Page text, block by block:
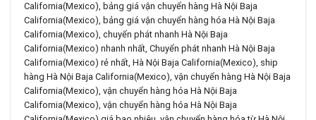
California(Mexico), bảng giá vận chuyển hàng Hà Nội Baja
California(Mexico), bảng giá vận chuyển hàng hóa Hà Nội Baja
California(Mexico),chuyển phát nhanh Hà Nội Baja
California(Mexico) nhanh nhất,Chuyển phát nhanh Hà Nội Baja
California(Mexico) rẻ nhất,Hà Nội Baja California(Mexico), ship
hàng Hà Nội Baja California(Mexico),vận chuyển hàng Hà Nội Baja
California(Mexico),vận chuyển hàng hóa Hà Nội Baja
California(Mexico),vận chuyển hàng hóa Hà Nội Baja